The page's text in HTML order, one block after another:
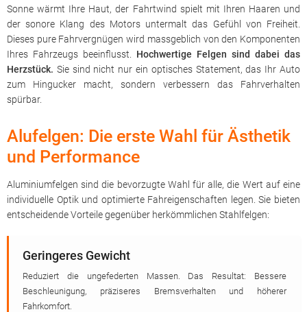
Sonne wärmt Ihre Haut, der Fahrtwind spielt mit Ihren Haaren und
der sonore Klang des Motors untermalt das Gefühl von Freiheit.
Dieses pure Fahrvergnügen wird massgeblich von den Komponenten
Ihres Fahrzeugs beeinflusst. Hochwertige Felgen sind dabei das
Herzstück. Sie sind nicht nur ein optisches Statement, das Ihr Auto
zum Hingucker macht, sondern verbessern das Fahrverhalten
spürbar.
Alufelgen: Die erste Wahl für Ästhetik
und Performance
Aluminiumfelgen sind die bevorzugte Wahl für alle, die Wert auf eine
individuelle Optik und optimierte Fahreigenschaften legen. Sie bieten
entscheidende Vorteile gegenüber herkömmlichen Stahlfelgen:
Geringeres Gewicht
Reduziert die ungefederten Massen. Das Resultat: Bessere
Beschleunigung, präziseres Bremsverhalten und höherer
Fahrkomfort.